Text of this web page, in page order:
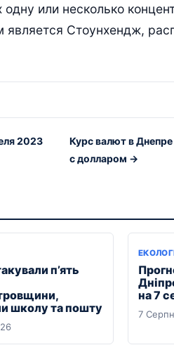
или несколько
Стоунхендж,
2023
Курс валют в
с долларом →
п’ять
школу та пошту
на 7
7